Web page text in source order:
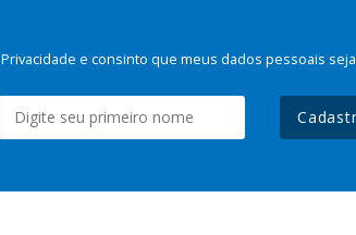
e consinto que meus dados pessoais